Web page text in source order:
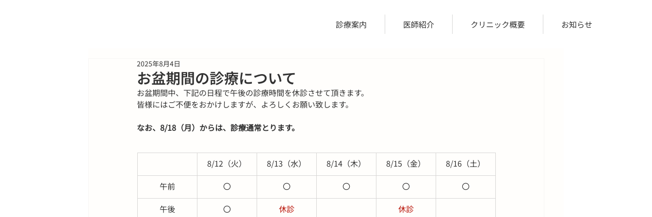
診療案内 医師紹介 クリニック概要 お知らせ
お盆期間の診療について
2025年8月4日
お盆期間中、下記の日程で午後の診療時間を休診させて頂きます。
皆様にはご不便をおかけしますが、よろしくお願い致します。
なお、8/18（月）からは、診療通常とります。
8/12（火） 8/13（水） 8/14（木） 8/15（金）
8/16（土）
午前
〇 〇 〇 〇
〇
午後
〇 休診 休診